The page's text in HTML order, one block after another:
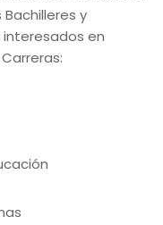
y
interesados en